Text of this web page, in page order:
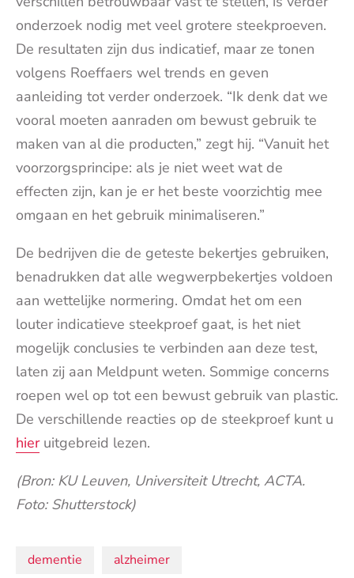
onderzoek nodig met veel grotere steekproeven.
De resultaten zijn dus indicatief, maar ze tonen
volgens Roeffaers wel trends en geven
aanleiding tot verder onderzoek. “Ik denk dat we
vooral moeten aanraden om bewust gebruik te
maken van al die producten,” zegt hij. “Vanuit het
voorzorgsprincipe: als je niet weet wat de
effecten zijn, kan je er het beste voorzichtig mee
omgaan en het gebruik minimaliseren.”
De bedrijven die de geteste bekertjes gebruiken,
benadrukken dat alle wegwerpbekertjes voldoen
aan wettelijke normering. Omdat het om een
louter indicatieve steekproef gaat, is het niet
mogelijk conclusies te verbinden aan deze test,
laten zij aan Meldpunt weten. Sommige concerns
roepen wel op tot een bewust gebruik van plastic.
De verschillende reacties op de steekproef kunt u
hieruitgebreid lezen.
(Bron: KU Leuven, Universiteit Utrecht, ACTA.
Foto: Shutterstock)
Onderwerpen:
dementie alzheimer